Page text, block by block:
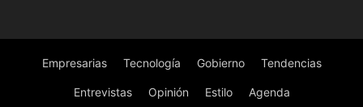
Empresarias Tecnología Gobierno Tendencias
Entrevistas Opinión Estilo Agenda